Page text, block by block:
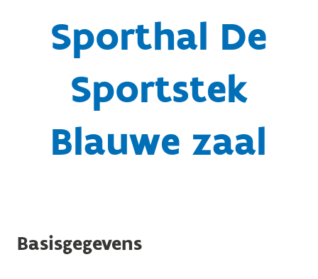
Sporthal De
Sportstek
Blauwe zaal
Basisgegevens